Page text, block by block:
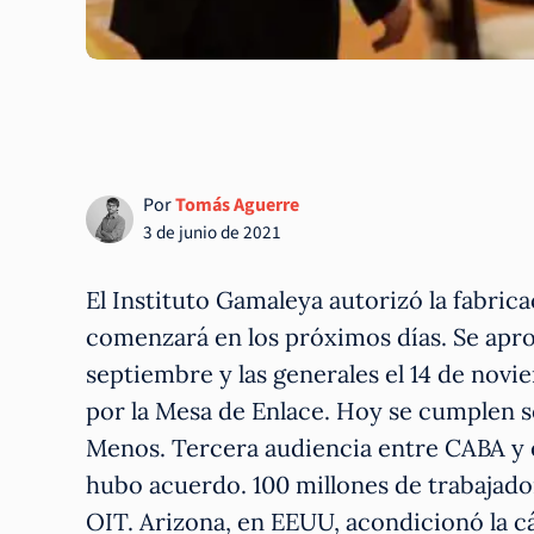
PorTomás Aguerre
3 de junio de 2021
El Instituto Gamaleya autorizó la
comenzará en los próximos días. Se
septiembre y las generales el 14 de
por la Mesa de Enlace. Hoy se
Menos. Tercera audiencia entre CABA
hubo acuerdo. 100 millones de
OIT. Arizona, en EEUU, acondicionó la